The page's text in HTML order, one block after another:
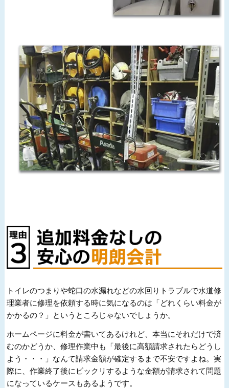
トイレのつまりや蛇口の水漏れなどの水回りトラブルで水道修
理業者に修理を依頼する時に気になるのは「どれくらい料金が
かかるの？」というところじゃないでしょうか。
ホームページに料金が書いてあるけれど、本当にそれだけで済
むのかどうか、修理作業中も「最後に高額請求されたらどうし
よう・・・」なんて請求金額が確定するまで不安ですよね。実
際に、作業終了後にビックリするような金額が請求されて問題
になっているケースもあるようです。